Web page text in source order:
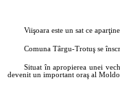
Viişoara este un sat ce
Comuna Târgu-Trotuş se
Situat în apropierea unei
devenit un important oraş al